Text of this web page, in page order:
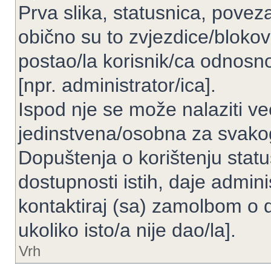
Prva slika, statusnica,
obično su to zvjezdice/
postao/la korisnik/ca
[npr. administrator/ica].
Ispod nje se može nalaziti
jedinstvena/osobna za
Dopuštenja o korištenju
dostupnosti istih, daje
kontaktiraj (sa) zamolbom o
ukoliko isto/a nije dao/la].
Vrh